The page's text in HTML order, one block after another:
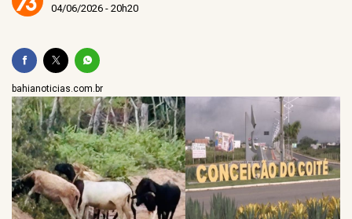
04/06/2026 - 20h20
bahianoticias.com.br